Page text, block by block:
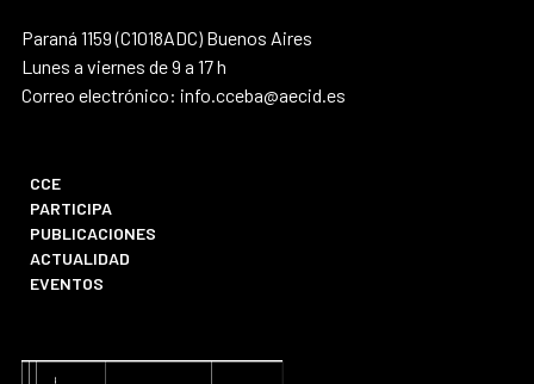
Paraná 1159 (C1018ADC) Buenos Aires
Lunes a viernes de 9 a 17 h
Correo electrónico: info.cceba@aecid.es
CCE
PARTICIPA
PUBLICACIONES
ACTUALIDAD
EVENTOS